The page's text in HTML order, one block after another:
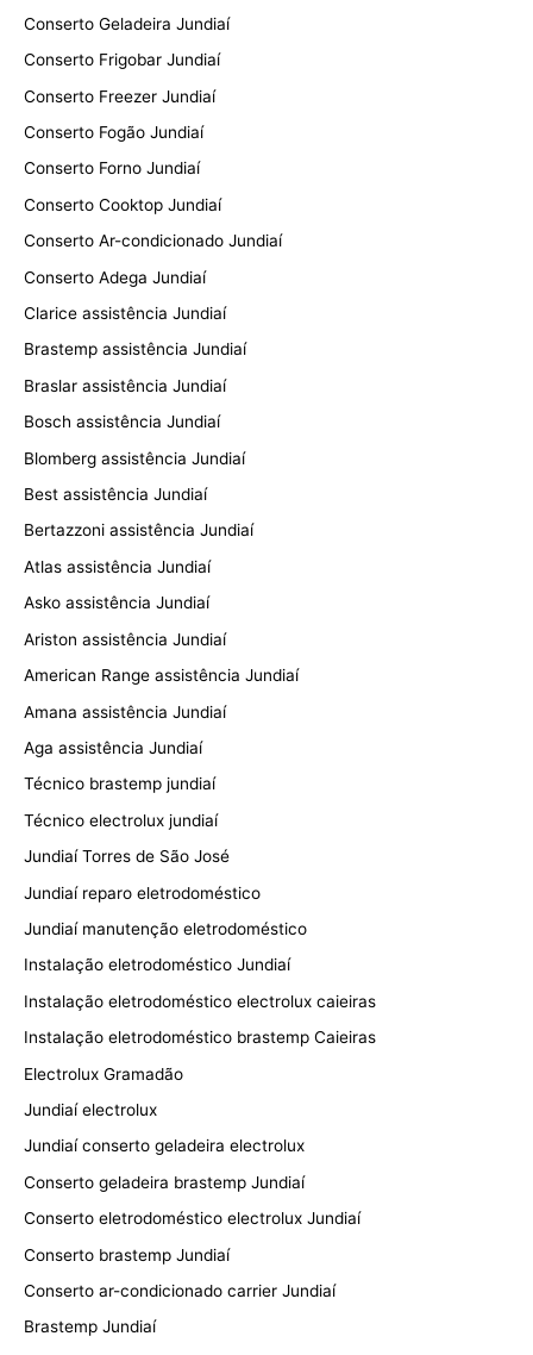
Conserto Geladeira Jundiaí
Conserto Frigobar Jundiaí
Conserto Freezer Jundiaí
Conserto Fogão Jundiaí
Conserto Forno Jundiaí
Conserto Cooktop Jundiaí
Conserto Ar-condicionado Jundiaí
Conserto Adega Jundiaí
Clarice assistência Jundiaí
Brastemp assistência Jundiaí
Braslar assistência Jundiaí
Bosch assistência Jundiaí
Blomberg assistência Jundiaí
Best assistência Jundiaí
Bertazzoni assistência Jundiaí
Atlas assistência Jundiaí
Asko assistência Jundiaí
Ariston assistência Jundiaí
American Range assistência Jundiaí
Amana assistência Jundiaí
Aga assistência Jundiaí
Técnico brastemp jundiaí
Técnico electrolux jundiaí
Jundiaí Torres de São José
Jundiaí reparo eletrodoméstico
Jundiaí manutenção eletrodoméstico
Instalação eletrodoméstico Jundiaí
Instalação eletrodoméstico electrolux caieiras
Instalação eletrodoméstico brastemp Caieiras
Electrolux Gramadão
Jundiaí electrolux
Jundiaí conserto geladeira electrolux
Conserto geladeira brastemp Jundiaí
Conserto eletrodoméstico electrolux Jundiaí
Conserto brastemp Jundiaí
Conserto ar-condicionado carrier Jundiaí
Brastemp Jundiaí